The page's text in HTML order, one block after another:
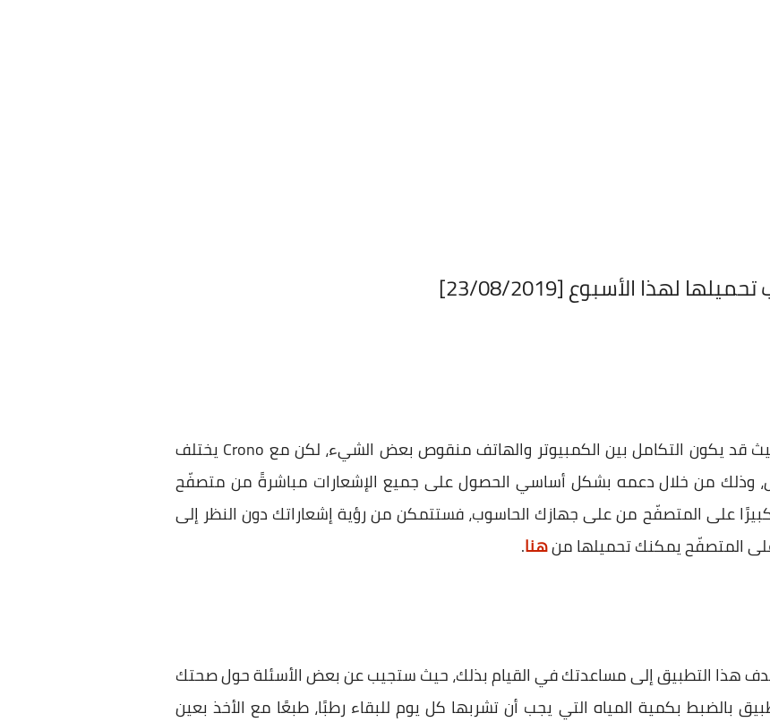
لهذا الأسبوع [23/08/2019]
أولى التطبيقات في هذه المجموعة، حيث قد يكون التكامل بين الكمبيوتر والهاتف منقوص بعض الشيء، لكن مع Crono يختلف
وذلك من خلال دعمه بشكل أساسي الحصول على جميع الإشعارات مباشرةً من متصفّح
على المتصفّح من على جهازك الحاسوب، فستتمكن من رؤية إشعاراتك دون النظر إلى
المتصفّح يمكنك تحميلها منهنا.
هذا التطبيق إلى مساعدتك في القيام بذلك، حيث ستجيب عن بعض الأسئلة حول صحتك
بالضبط بكمية المياه التي يجب أن تشربها كل يوم للبقاء رطبًا، طبعًا مع الأخذ بعين